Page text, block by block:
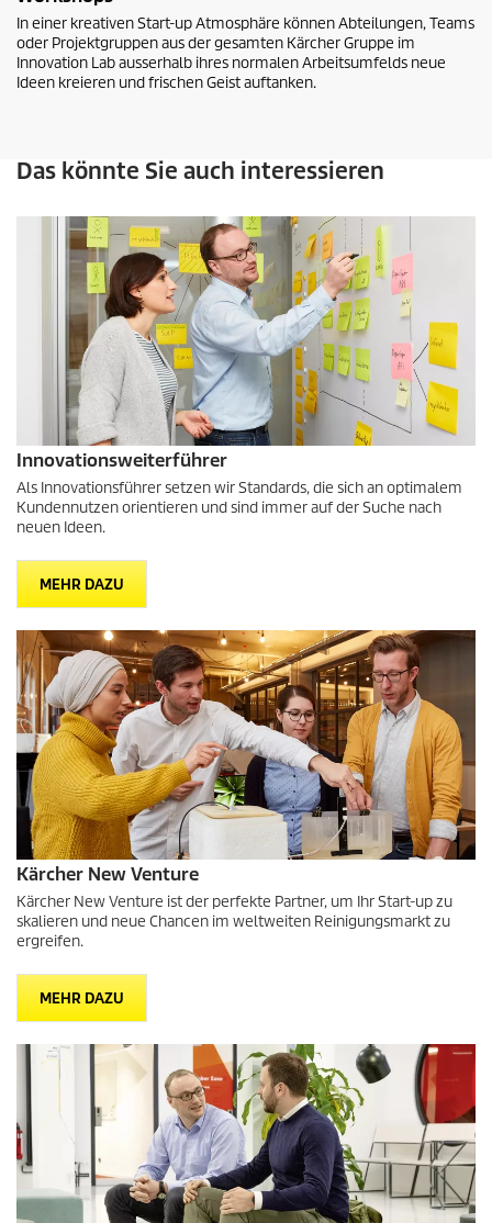
In einer kreativen Start-up Atmosphäre können Abteilungen, Teams
oder Projektgruppen aus der gesamten Kärcher Gruppe im
Innovation Lab ausserhalb ihres normalen Arbeitsumfelds neue
Ideen kreieren und frischen Geist auftanken.
Das könnte Sie auch interessieren
Innovationsweiterführer
Als Innovationsführer setzen wir Standards, die sich an optimalem
Kundennutzen orientieren und sind immer auf der Suche nach
neuen Ideen.
MEHR DAZU
Kärcher New Venture
Kärcher New Venture ist der perfekte Partner, um Ihr Start-up zu
skalieren und neue Chancen im weltweiten Reinigungsmarkt zu
ergreifen.
MEHR DAZU